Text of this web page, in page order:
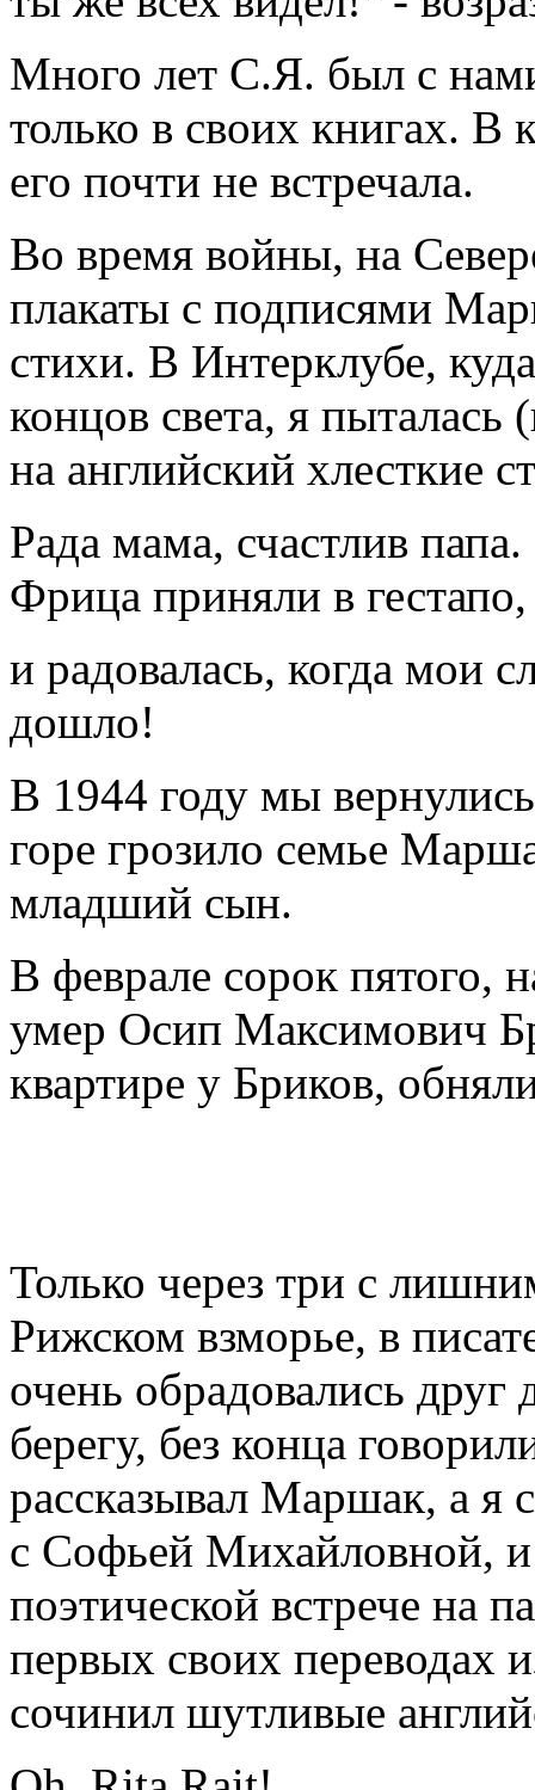
Много лет С.Я. был с
только в своих книгах. В
его почти не встречала.
Во время войны, на
плакаты с подписями
стихи. В Интерклубе,
концов света, я пыталась
на английский хлесткие
Рада мама, счастлив папа.
Фрица приняли в
и радовалась, когда мои
дошло!
В 1944 году мы
горе грозило семье
младший сын.
В феврале сорок пятого,
умер Осип Максимович
квартире у Бриков,
Только через три с
Рижском взморье, в
очень обрадовались
берегу, без конца
рассказывал Маршак, а я
с Софьей Михайловной,
поэтической встрече на
первых своих переводах
сочинил шутливые